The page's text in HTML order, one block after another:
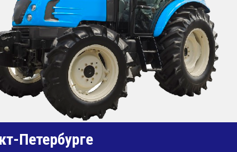
Петербурге